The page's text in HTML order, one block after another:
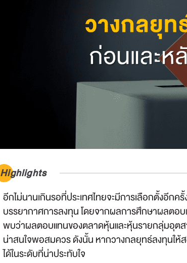
Highlights
อีกไม่นานเกินรอที่ประเทศไทยจะมีการเลือกตั้งอีก
บรรยากาศการลงทุน โดยจากผลการศึกษาผลตอ
พบว่าผลตอบแทนของตลาดหุ้นและหุ้นรายกลุ่มอุตส
น่าสนใจพอสมควร ดังนั้น หากวางกลยุทธ์ลงทุนใ
ได้ในระดับที่น่าประทับใจ
31 มี.ค.-
30 พ.ย. 69
โครงการ